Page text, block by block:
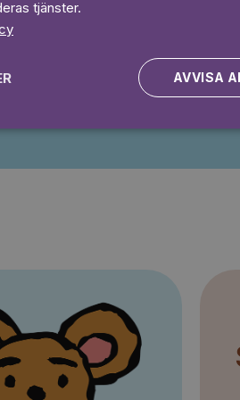
Kampanjen gäller nya kunder fram till
tjänster.
AVVISA